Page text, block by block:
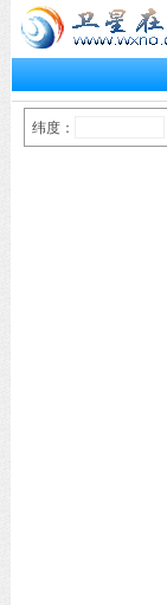
纬度：